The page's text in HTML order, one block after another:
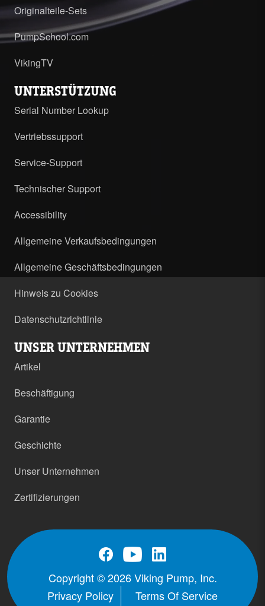
Originalteile-Sets
PumpSchool.com
VikingTV
UNTERSTÜTZUNG
Serial Number Lookup
Vertriebssupport
Service-Support
Technischer Support
Accessibility
Allgemeine Verkaufsbedingungen
Allgemeine Geschäftsbedingungen
Hinweis zu Cookies
Datenschutzrichtlinie
UNSER UNTERNEHMEN
Artikel
Beschäftigung
Garantie
Geschichte
Unser Unternehmen
Zertifizierungen
Copyright © 2026 Viking Pump, Inc.
Privacy Policy
Terms Of Service